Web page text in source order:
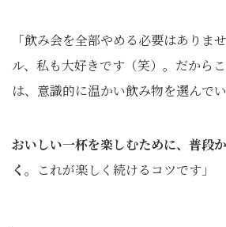
「飲み会を全部やめる必要はありま
ル、私も大好きです（笑）。だから
は、意識的に温かい飲み物を選んでい
おいしい一杯を楽しむために、普段
く。
これが楽しく続けるコツです」